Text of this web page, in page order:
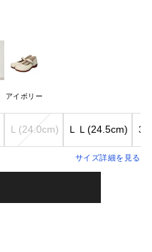
アイボリー
Ｌ(24.0cm) ＬＬ(24.5cm) ３
サイズ詳細を見る